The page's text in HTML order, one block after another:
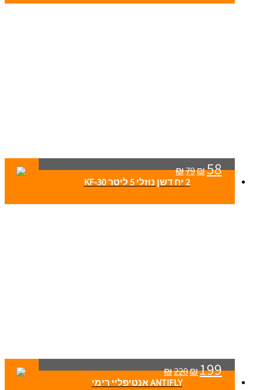
₪79₪58
2 יח דשן נוזלי 5 ליטר KF-30
₪220₪199
ANTIFLY אנטיפליי רימי